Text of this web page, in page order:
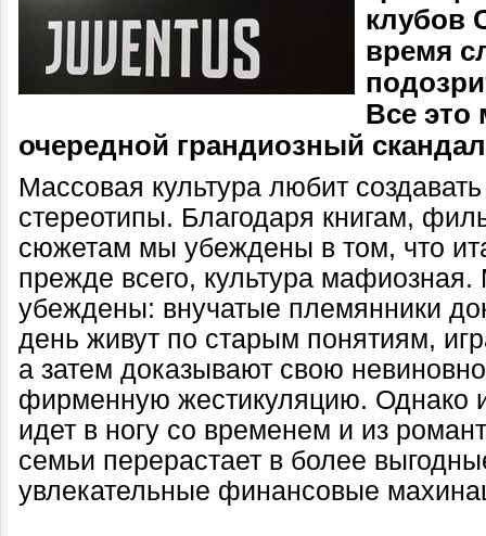
клубов
время
Все это
очередной грандиозный
Массовая культура любит
стереотипы. Благодаря книгам,
сюжетам мы убеждены в том, что
прежде всего, культура
убеждены: внучатые племянники
день живут по старым понятиям,
а затем доказывают свою
фирменную жестикуляцию. Однако
идет в ногу со временем и из
семьи перерастает в более
увлекательные финансовые